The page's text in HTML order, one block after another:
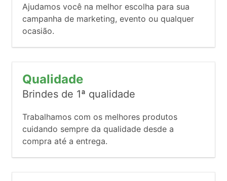
Ajudamos você na melhor escolha para sua
campanha de marketing, evento ou qualquer
ocasião.
Qualidade
Brindes de 1ª qualidade
Trabalhamos com os melhores produtos
cuidando sempre da qualidade desde a
compra até a entrega.